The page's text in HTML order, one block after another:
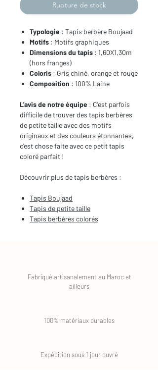
Rupture de stock
Typologie : Tapis berbère Boujaad
Motifs : Motifs graphiques
Dimensions du tapis : 1,60X1,30m
(hors franges)
Coloris : Gris chiné, orange et rouge
Composition : 100% Laine
L'avis de notre équipe : C'est parfois
difficile de trouver des tapis berbères
de petite taille avec des motifs
originaux et des couleurs étonnantes,
c'est chose faite avec ce petit tapis
coloré parfait !
Découvrir plus de tapis berbères :
Tapis Boujaad
Tapis de petite taille
Tapis berbères colorés
Fabriqué artisanalement au Maroc et
ailleurs
100% matériaux durables
Expédition sous 1 jour ouvré